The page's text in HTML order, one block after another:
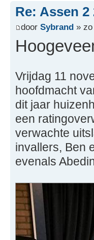
Re: Assen 2
door Sybrand »
Vrijdag 11
hoofdmacht
dit jaar
een
verwachte
invallers, Ben
evenals